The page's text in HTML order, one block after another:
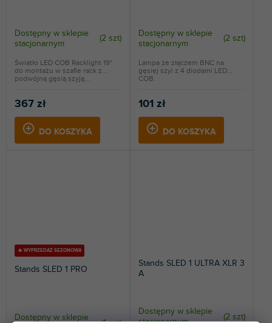
Dostępny w sklepie
stacjonarnym
(2 szt)
367 zł
DO KOSZYKA
Światło LED COB Racklight 19"
do montażu w szafie rack z
podwójną gęsią szyją...
Dostępny w sklepie
stacjonarnym
(2 szt)
101 zł
DO KOSZYKA
Lampa ze złączem BNC na
gęsiej szyi z 4 diodami LED
COB.
🔥 WYPRZEDAŻ SEZONOWA
Stands SLED 1 PRO
Dostępny w sklepie
Stands SLED 1 ULTRA XLR 3
A
Dostępny w sklepie
(2 szt)